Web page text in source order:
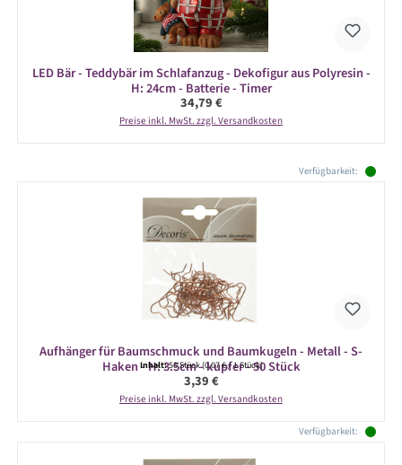
LED Bär - Teddybär im Schlafanzug - Dekofigur aus Polyresin -
H: 24cm - Batterie - Timer
Regulärer Preis:
34,79 €
Preise inkl. MwSt. zzgl. Versandkosten
Verfügbarkeit:
Aufhänger für Baumschmuck und Baumkugeln - Metall - S-
Haken - H: 3.5cm - kupfer - 50 Stück
Inhalt:50 Stück(0,07 € / 1 Stück)
Regulärer Preis:
3,39 €
Preise inkl. MwSt. zzgl. Versandkosten
Verfügbarkeit: